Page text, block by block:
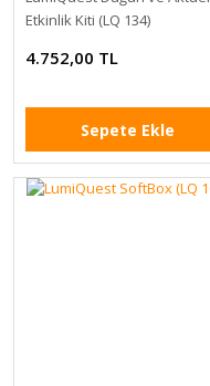
Etkinlik Kiti (LQ 134)
4.752,00 TL
Sepete Ekle